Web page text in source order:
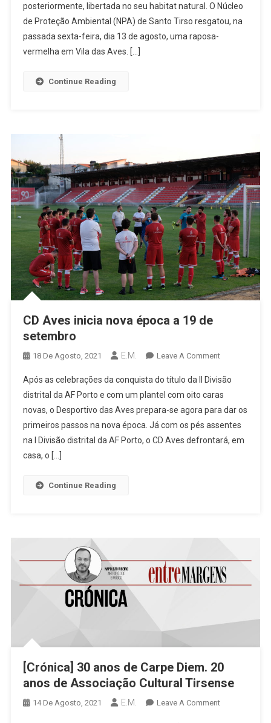
Vila
Das
posteriormente, libertada no seu habitat natural. O Núcleo
de Proteção Ambiental (NPA) de Santo Tirso resgatou, na
passada sexta-feira, dia 13 de agosto, uma raposa-
vermelha em Vila das Aves. […]
Continue Reading
CD Aves inicia nova época a 19 de
setembro
18 De Agosto, 2021 E.M. Leave A CommentOn
Aves
Inicia
Nova
Época
A
Após as celebrações da conquista do título da II Divisão
distrital da AF Porto e com um plantel com oito caras
novas, o Desportivo das Aves prepara-se agora para dar os
primeiros passos na nova época. Já com os pés assentes
na I Divisão distrital da AF Porto, o CD Aves defrontará, em
casa, o […]
Continue Reading
[Crónica] 30 anos de Carpe Diem. 20
anos de Associação Cultural Tirsense
14 De Agosto, 2021 E.M. Leave A CommentOn